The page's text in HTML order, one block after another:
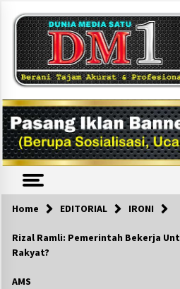
content
Home EDITORIAL IRONI
Rizal Ramli: Pemerintah Bekerja
Rakyat?
AMS